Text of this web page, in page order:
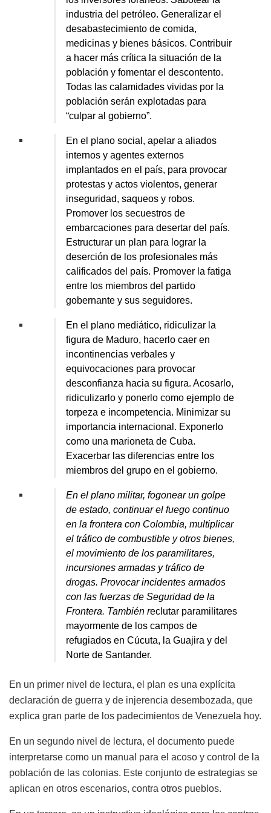
industria del petróleo. Generalizar el
desabastecimiento de comida,
medicinas y bienes básicos. Contribuir
a hacer más crítica la situación de la
población y fomentar el descontento.
Todas las calamidades vividas por la
población serán explotadas para
“culpar al gobierno”.
En el plano social, apelar a aliados
internos y agentes externos
implantados en el país, para provocar
protestas y actos violentos, generar
inseguridad, saqueos y robos.
Promover los secuestros de
embarcaciones para desertar del país.
Estructurar un plan para lograr la
deserción de los profesionales más
calificados del país. Promover la fatiga
entre los miembros del partido
gobernante y sus seguidores.
En el plano mediático, ridiculizar la
figura de Maduro, hacerlo caer en
incontinencias verbales y
equivocaciones para provocar
desconfianza hacia su figura. Acosarlo,
ridiculizarlo y ponerlo como ejemplo de
torpeza e incompetencia. Minimizar su
importancia internacional. Exponerlo
como una marioneta de Cuba.
Exacerbar las diferencias entre los
miembros del grupo en el gobierno.
En el plano militar, fogonear un golpe
de estado, continuar el fuego continuo
en la frontera con Colombia, multiplicar
el tráfico de combustible y otros bienes,
el movimiento de los paramilitares,
incursiones armadas y tráfico de
drogas.Provocarincidentes armados
con las fuerzas de Seguridad de la
Frontera. También reclutar paramilitares
mayormente de los campos de
refugiados en Cúcuta, la Guajira y del
Norte de Santander.
En un primer nivel de lectura, el plan es una explícita
declaración de guerra y de injerencia desembozada, que
explica gran parte de los padecimientos de Venezuela hoy.
En un segundo nivel de lectura, el documento puede
interpretarse como un manual para el acoso y control de la
población de las colonias. Este conjunto de estrategias se
aplican en otros escenarios, contra otros pueblos.